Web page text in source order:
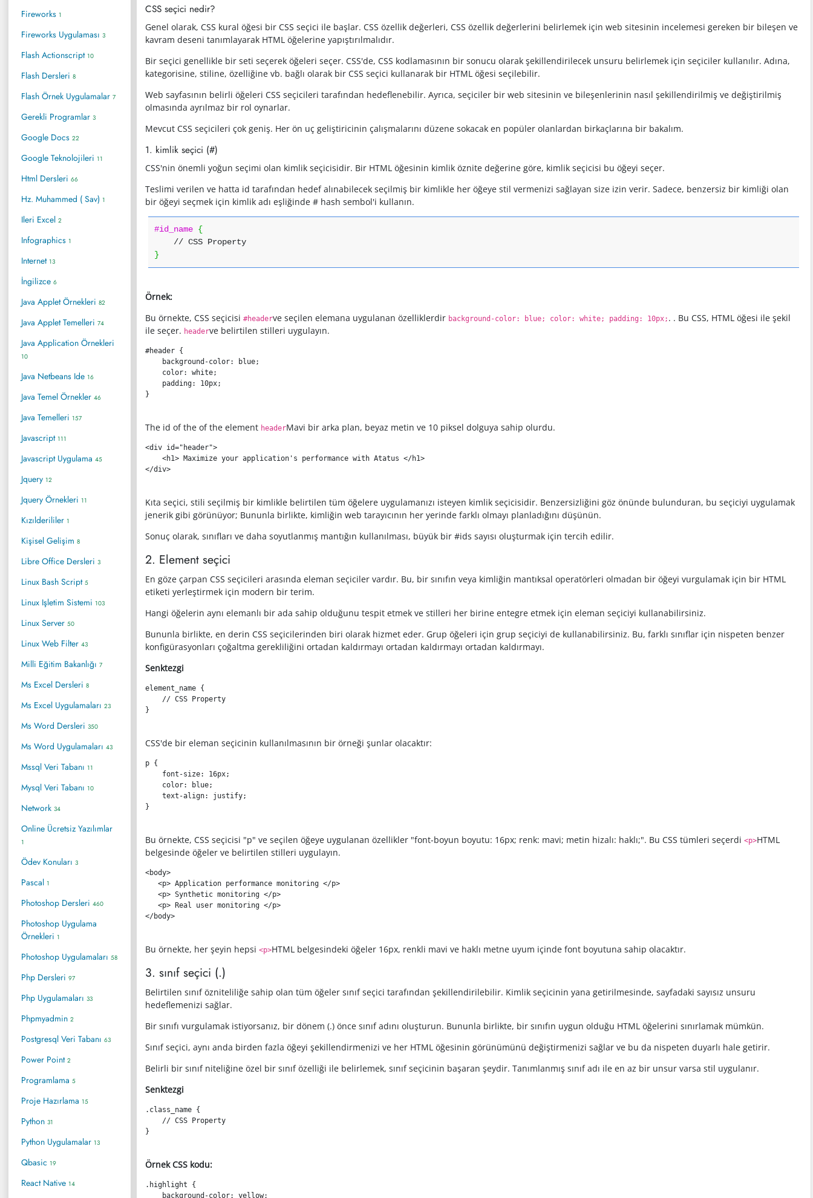
Fireworks 1
Fireworks Uygulaması 3
Flash Actionscript 10
Flash Dersleri 8
Flash Örnek Uygulamalar 7
Gerekli Programlar 3
Google Docs 22
Google Teknolojileri 11
Html Dersleri 66
Hz. Muhammed ( Sav) 1
Ileri Excel 2
Infographics 1
Internet 13
İngilizce 6
Java Applet Örnekleri 82
Java Applet Temelleri 74
Java Application Örnekleri
10
Java Netbeans Ide 16
Java Temel Örnekler 46
Java Temelleri 157
Javascript 111
Javascript Uygulama 45
Jquery 12
Jquery Örnekleri 11
Kızılderililer 1
Kişisel Gelişim 8
Libre Office Dersleri 3
Linux Bash Script 5
Linux Işletim Sistemi 103
Linux Server 50
Linux Web Filter 43
Milli Eğitim Bakanlığı 7
Ms Excel Dersleri 8
Ms Excel Uygulamaları 23
Ms Word Dersleri 350
Ms Word Uygulamaları 43
Mssql Veri Tabanı 11
Mysql Veri Tabanı 10
Network 34
Online Ücretsiz Yazılımlar
1
Ödev Konuları 3
Pascal 1
Photoshop Dersleri 460
Photoshop Uygulama
Örnekleri 1
Photoshop Uygulamaları 58
Php Dersleri 97
Php Uygulamaları 33
Phpmyadmin 2
Postgresql Veri Tabanı 63
Power Point 2
Programlama 5
Proje Hazırlama 15
Python 31
Python Uygulamalar 13
Qbasic 19
React Native 14
CSS seçici nedir?
Genel olarak, CSS kural öğesi bir CSS seçici ile başlar. CSS özellik değerleri, CSS özellik değerlerini belirlemek için web sitesinin incelemesi gereken bir bileşen ve
kavram deseni tanımlayarak HTML öğelerine yapıştırılmalıdır.
Bir seçici genellikle bir seti seçerek öğeleri seçer. CSS'de, CSS kodlamasının bir sonucu olarak şekillendirilecek unsuru belirlemek için seçiciler kullanılır. Adına,
kategorisine, stiline, özelliğine vb. bağlı olarak bir CSS seçici kullanarak bir HTML öğesi seçilebilir.
Web sayfasının belirli öğeleri CSS seçicileri tarafından hedeflenebilir. Ayrıca, seçiciler bir web sitesinin ve bileşenlerinin nasıl şekillendirilmiş ve değiştirilmiş
olmasında ayrılmaz bir rol oynarlar.
Mevcut CSS seçicileri çok geniş. Her ön uç geliştiricinin çalışmalarını düzene sokacak en popüler olanlardan birkaçlarına bir bakalım.
1. kimlik seçici (#)
CSS'nin önemli yoğun seçimi olan kimlik seçicisidir. Bir HTML öğesinin kimlik öznite değerine göre, kimlik seçicisi bu öğeyi seçer.
Teslimi verilen ve hatta id tarafından hedef alınabilecek seçilmiş bir kimlikle her öğeye stil vermenizi sağlayan size izin verir. Sadece, benzersiz bir kimliği olan
bir öğeyi seçmek için kimlik adı eşliğinde # hash sembol'i kullanın.
#id_name {
// CSS Property
}
Örnek:
Bu örnekte, CSS seçicisi#headerve seçilen elemana uygulanan özelliklerdir background-color: blue; color: white; padding: 10px; . . Bu CSS, HTML öğesi ile şekil
ile seçer. headerve belirtilen stilleri uygulayın.
#header {
background-color: blue;
color: white;
padding: 10px;
}
The id of the of the element headerMavi bir arka plan, beyaz metin ve 10 piksel dolguya sahip olurdu.
<div id=" header">
<h1> Maximize your application's performance with Atatus </h1>
</div>
Kıta seçici, stili seçilmiş bir kimlikle belirtilen tüm öğelere uygulamanızı isteyen kimlik seçicisidir. Benzersizliğini göz önünde bulunduran, bu seçiciyi uygulamak
jenerik gibi görünüyor; Bununla birlikte, kimliğin web tarayıcının her yerinde farklı olmayı planladığını düşünün.
Sonuç olarak, sınıfları ve daha soyutlanmış mantığın kullanılması, büyük bir #ids sayısı oluşturmak için tercih edilir.
2. Element seçici
En göze çarpan CSS seçicileri arasında eleman seçiciler vardır. Bu, bir sınıfın veya kimliğin mantıksal operatörleri olmadan bir öğeyi vurgulamak için bir HTML
etiketi yerleştirmek için modern bir terim.
Hangi öğelerin aynı elemanlı bir ada sahip olduğunu tespit etmek ve stilleri her birine entegre etmek için eleman seçiciyi kullanabilirsiniz.
Bununla birlikte, en derin CSS seçicilerinden biri olarak hizmet eder. Grup öğeleri için grup seçiciyi de kullanabilirsiniz. Bu, farklı sınıflar için nispeten benzer
konfigürasyonları çoğaltma gerekliliğini ortadan kaldırmayı ortadan kaldırmayı ortadan kaldırmayı.
Senktezgi
element_name {
}
CSS'de bir eleman seçicinin kullanılmasının bir örneği şunlar olacaktır:
p {
font-size: 16px;
color: blue;
text-align: justify;
}
Bu örnekte, CSS seçicisi "p" ve seçilen öğeye uygulanan özellikler "font-boyun boyutu: 16px; renk: mavi; metin hizalı: haklı;". Bu CSS tümleri seçerdi<p>HTML
belgesinde öğeler ve belirtilen stilleri uygulayın.
<body>
<p> Application performance monitoring </p>
<p> Synthetic monitoring </p>
<p> Real user monitoring </p>
</body>
Bu örnekte, her şeyin hepsi<p>HTML belgesindeki öğeler 16px, renkli mavi ve haklı metne uyum içinde font boyutuna sahip olacaktır.
3. sınıf seçici (.)
Belirtilen sınıf özniteliliğe sahip olan tüm öğeler sınıf seçici tarafından şekillendirilebilir. Kimlik seçicinin yana getirilmesinde, sayfadaki sayısız unsuru
hedeflemenizi sağlar.
Bir sınıfı vurgulamak istiyorsanız, bir dönem (.) önce sınıf adını oluşturun. Bununla birlikte, bir sınıfın uygun olduğu HTML öğelerini sınırlamak mümkün.
Sınıf seçici, aynı anda birden fazla öğeyi şekillendirmenizi ve her HTML öğesinin görünümünü değiştirmenizi sağlar ve bu da nispeten duyarlı hale getirir.
Belirli bir sınıf niteliğine özel bir sınıf özelliği ile belirlemek, sınıf seçicinin başaran şeydir. Tanımlanmış sınıf adı ile en az bir unsur varsa stil uygulanır.
Senktezgi
.class_name {
}
Örnek CSS kodu:
.highlight
{
background-color: yellow;